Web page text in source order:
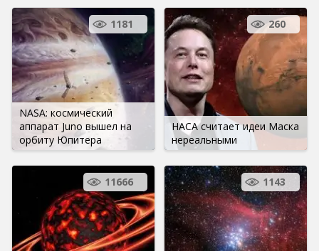
NASA: космический
аппарат Juno вышел на
орбиту Юпитера
1181
НАСА считает идеи Маска
нереальными
260
11666 1143